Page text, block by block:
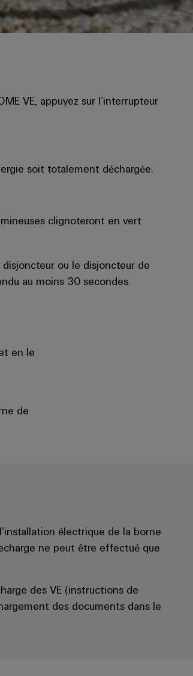
VE, appuyez sur l’interrupteur
soit totalement déchargée.
clignoteront en vert
ou le disjoncteur de
au moins 30 secondes.
en le
de
électrique de la borne
ne peut être effectué que
des VE (instructions de
des documents dans le